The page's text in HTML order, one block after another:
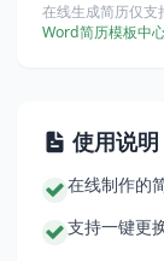
在线生成简历仅
Word简历模板中
使用说明
在线制作的
支持一键更